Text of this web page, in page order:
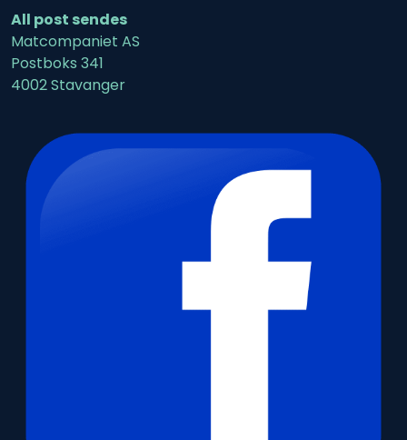
All post sendes
Matcompaniet AS
Postboks 341
4002 Stavanger